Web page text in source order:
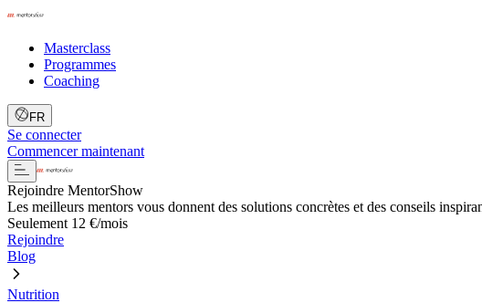
Masterclass
Programmes
Coaching
FR
Se connecter
Commencer maintenant
Rejoindre MentorShow
Les meilleurs mentors vous donnent des solutions concrètes et des conseils
Seulement 12 €/mois
Rejoindre
Blog
Nutrition